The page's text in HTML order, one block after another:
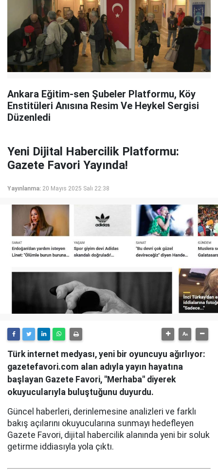
Ankara Eğitim-sen Şubeler Platformu, Köy
Enstitüleri Anısına Resim Ve Heykel Sergisi
Düzenledi
Yeni Dijital Habercilik Platformu:
Gazete Favori Yayında!
Yayınlanma: 20 Mayıs 2025 Salı 22:38
Türk internet medyası, yeni bir oyuncuyu ağırlıyor:
gazetefavori.com alan adıyla yayın hayatına
başlayan Gazete Favori, "Merhaba" diyerek
okuyucularıyla buluştuğunu duyurdu.
Güncel haberleri, derinlemesine analizleri ve farklı
bakış açılarını okuyucularına sunmayı hedefleyen
Gazete Favori, dijital habercilik alanında yeni bir soluk
getirme iddiasıyla yola çıktı.